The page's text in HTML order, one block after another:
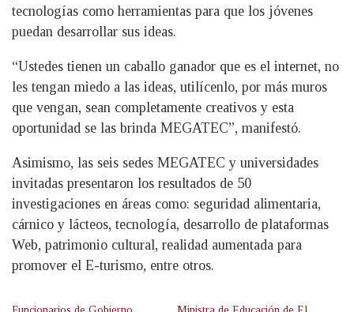
tecnologías como herramientas para que los jóvenes
puedan desarrollar sus ideas.
“Ustedes tienen un caballo ganador que es el internet, no
les tengan miedo a las ideas, utilícenlo, por más muros
que vengan, sean completamente creativos y esta
oportunidad se las brinda MEGATEC”, manifestó.
Asimismo, las seis sedes MEGATEC y universidades
invitadas presentaron los resultados de 50
investigaciones en áreas como: seguridad alimentaria,
cárnico y lácteos, tecnología, desarrollo de plataformas
Web, patrimonio cultural, realidad aumentada para
promover el E-turismo, entre otros.